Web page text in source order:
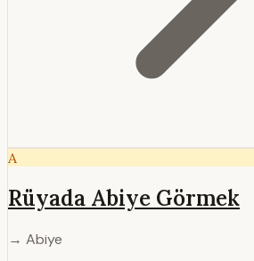
A
Rüyada Abiye Görmek
→ Abiye